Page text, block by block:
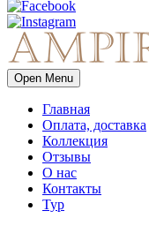
Open Menu
Главная
Оплата, доставка
Коллекция
Отзывы
О нас
Контакты
Тур